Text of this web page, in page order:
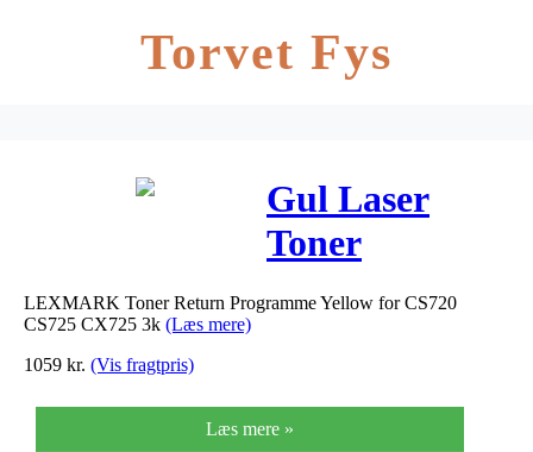
Torvet Fys
Gul Laser
Toner
(74C20Y0)
LEXMARK Toner Return Programme Yellow for CS720
CS725 CX725 3k (Læs mere)
1059 kr. (Vis fragtpris)
Læs mere »